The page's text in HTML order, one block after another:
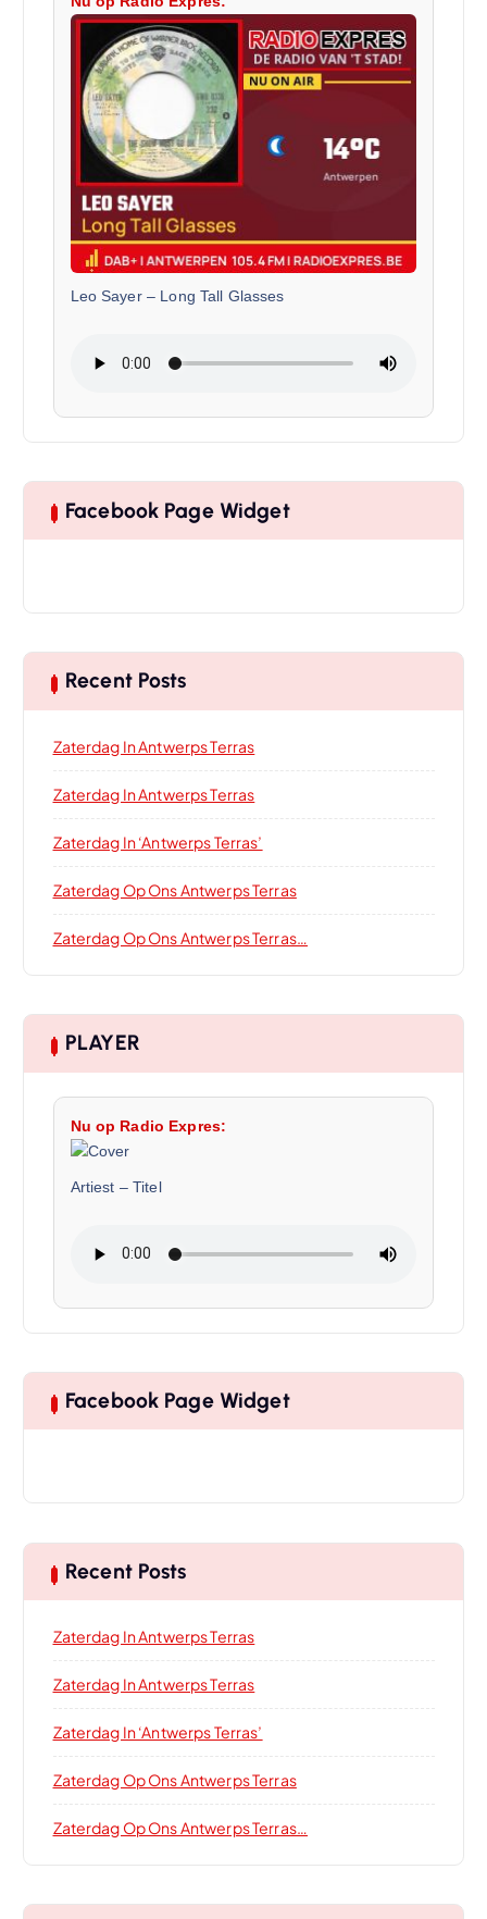
Leo Sayer– Long Tall Glasses
Facebook Page Widget
Recent Posts
Zaterdag In Antwerps Terras
Zaterdag In Antwerps Terras
Zaterdag In ‘Antwerps Terras’
Zaterdag Op Ons Antwerps Terras
Zaterdag Op Ons Antwerps Terras…
PLAYER
Nu op Radio Expres:
Artiest – Titel
Facebook Page Widget
Recent Posts
Zaterdag In Antwerps Terras
Zaterdag In Antwerps Terras
Zaterdag In ‘Antwerps Terras’
Zaterdag Op Ons Antwerps Terras
Zaterdag Op Ons Antwerps Terras…